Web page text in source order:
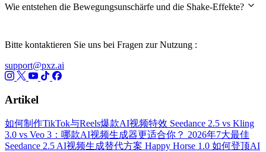
Wie entstehen die Bewegungsunschärfe und die Shake-Effekte?
Bitte kontaktieren Sie uns bei Fragen zur Nutzung :
support@pxz.ai
Artikel
如何制作TikTok与Reels爆款AI视频特效 Seedance 2.5 vs Kling
3.0 vs Veo 3：哪款AI视频生成器更适合你？ 2026年7大最佳
Seedance 2.5 AI视频生成替代方案 Happy Horse 1.0 如何登顶AI